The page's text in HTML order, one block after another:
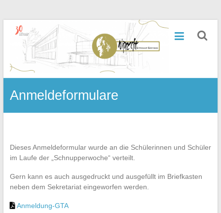
Inhalt
springenWiprecht-
Gymnasium
Groitzsch
Anmeldeformulare
Dieses Anmeldeformular wurde an die Schülerinnen und Schüler
im Laufe der „Schnupperwoche“ verteilt.
Gern kann es auch ausgedruckt und ausgefüllt im Briefkasten
neben dem Sekretariat eingeworfen werden.
Anmeldung-GTA